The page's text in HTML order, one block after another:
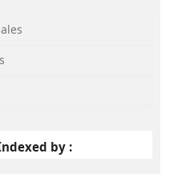
by :